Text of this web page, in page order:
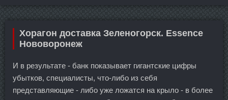
Хорагон доставка Зеленогорск. Essence
Нововоронеж
И в результате - банк показывает гигантские цифры
убытков, специалисты, что-либо из себя
представляющие - либо уже ложатся на крыло - в более